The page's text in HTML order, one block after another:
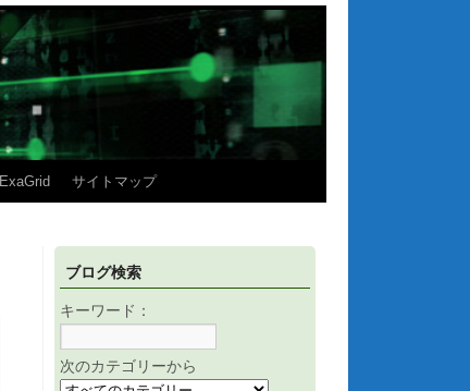
ExaGrid サイトマップ
ブログ検索
キーワード：
次のカテゴリーから